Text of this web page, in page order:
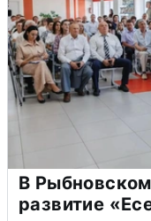
В
развитие